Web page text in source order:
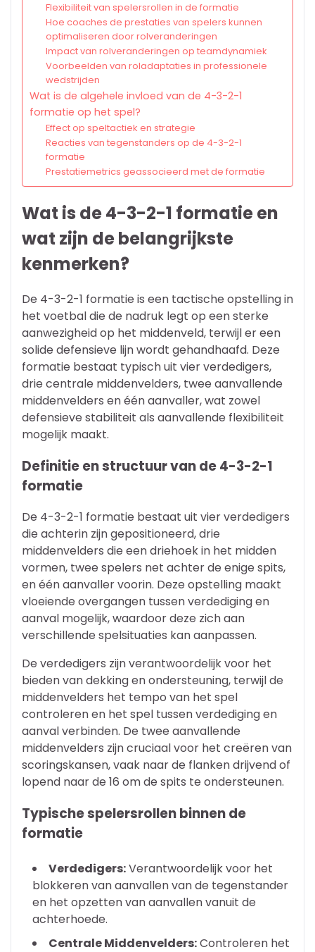
Flexibiliteit van spelersrollen in de formatie
Hoe coaches de prestaties van spelers kunnen
optimaliseren door rolveranderingen
Impact van rolveranderingen op teamdynamiek
Voorbeelden van roladaptaties in professionele
wedstrijden
Wat is de algehele invloed van de 4-3-2-1
formatie op het spel?
Effect op speltactiek en strategie
Reacties van tegenstanders op de 4-3-2-1
formatie
Prestatiemetrics geassocieerd met de formatie
Wat is de 4-3-2-1 formatie en
wat zijn de belangrijkste
kenmerken?
De 4-3-2-1 formatie is een tactische opstelling in
het voetbal die de nadruk legt op een sterke
aanwezigheid op het middenveld, terwijl er een
solide defensieve lijn wordt gehandhaafd. Deze
formatie bestaat typisch uit vier verdedigers,
drie centrale middenvelders, twee aanvallende
middenvelders en één aanvaller, wat zowel
defensieve stabiliteit als aanvallende flexibiliteit
mogelijk maakt.
Definitie en structuur van de 4-3-2-1
formatie
De 4-3-2-1 formatie bestaat uit vier verdedigers
die achterin zijn gepositioneerd, drie
middenvelders die een driehoek in het midden
vormen, twee spelers net achter de enige spits,
en één aanvaller voorin. Deze opstelling maakt
vloeiende overgangen tussen verdediging en
aanval mogelijk, waardoor deze zich aan
verschillende spelsituaties kan aanpassen.
De verdedigers zijn verantwoordelijk voor het
bieden van dekking en ondersteuning, terwijl de
middenvelders het tempo van het spel
controleren en het spel tussen verdediging en
aanval verbinden. De twee aanvallende
middenvelders zijn cruciaal voor het creëren van
scoringskansen, vaak naar de flanken drijvend of
lopend naar de 16 om de spits te ondersteunen.
Typische spelersrollen binnen de
formatie
Verdedigers:Verantwoordelijk voor het
blokkeren van aanvallen van de tegenstander
en het opzetten van aanvallen vanuit de
achterhoede.
Centrale Middenvelders:Controleren het